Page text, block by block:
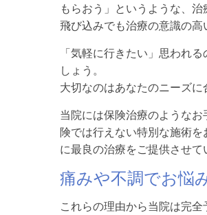
もらおう」というような、治
飛び込みでも治療の意識の高
「気軽に行きたい」思われ
しょう。
大切なのはあなたのニーズに
当院には保険治療のような
険では行えない特別な施術
に最良の治療をご提供させて
痛みや不調でお悩
これらの理由から当院は完全